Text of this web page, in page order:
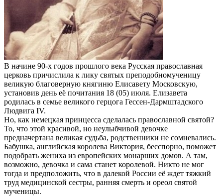
В начине 90-х годов прошлого века Русская православная
церковь причислила к лику святых преподобномученицу
великую благоверную княгиню Елисавету Московскую,
установив день её почитания 18 (05) июля. Елизавета
родилась в семье великого герцога Гессен-Дармштадского
Людвига IV.
Но, как немецкая принцесса сделалась православной святой?
То, что этой красивой, но неулыбчивой девочке
предначертана великая судьба, родственники не сомневались.
Бабушка, английская королева Виктория, бесспорно, поможет
подобрать жениха из европейских монарших домов. А там,
возможно, девочка и сама станет королевой. Никто не мог
тогда и предположить, что в далекой России её ждет тяжкий
труд медицинской сестры, ранняя смерть и ореол святой
мученицы.